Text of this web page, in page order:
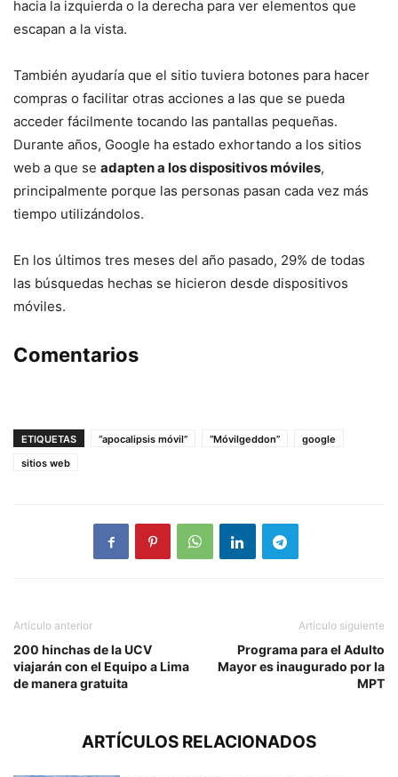
hacia la izquierda o la derecha para ver elementos que
escapan a la vista.
También ayudaría que el sitio tuviera botones para hacer
compras o facilitar otras acciones a las que se pueda
acceder fácilmente tocando las pantallas pequeñas.
Durante años, Google ha estado exhortando a los sitios
web a que se adapten a los dispositivos móviles,
principalmente porque las personas pasan cada vez más
tiempo utilizándolos.
En los últimos tres meses del año pasado, 29% de todas
las búsquedas hechas se hicieron desde dispositivos
móviles.
Comentarios
ETIQUETAS “apocalipsis móvil” “Móvilgeddon”
google
sitios web
Artículo anterior
200 hinchas de la UCV
viajarán con el Equipo a Lima
de manera gratuita
Artículo siguiente
Programa para el Adulto
Mayor es inaugurado por la
MPT
ARTÍCULOS RELACIONADOS